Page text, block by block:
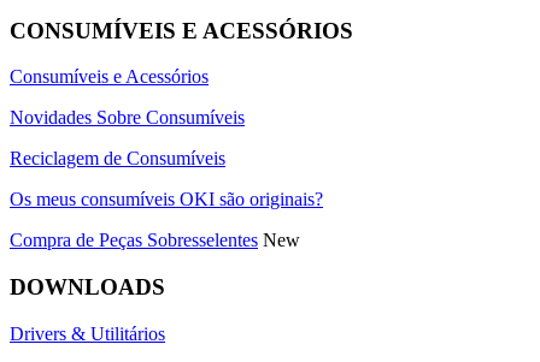
CONSUMÍVEIS E ACESSÓRIOS
Consumíveis e Acessórios
Novidades Sobre Consumíveis
Reciclagem de Consumíveis
Os meus consumíveis OKI são originais?
Compra de Peças Sobresselentes New
DOWNLOADS
Drivers & Utilitários